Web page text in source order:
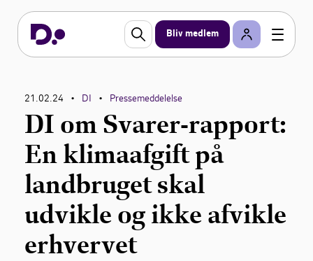
Bliv medlem
21.02.24 • DI • Pressemeddelelse
DI om Svarer-rapport:
En klimaafgift på
landbruget skal
udvikle og ikke afvikle
erhvervet